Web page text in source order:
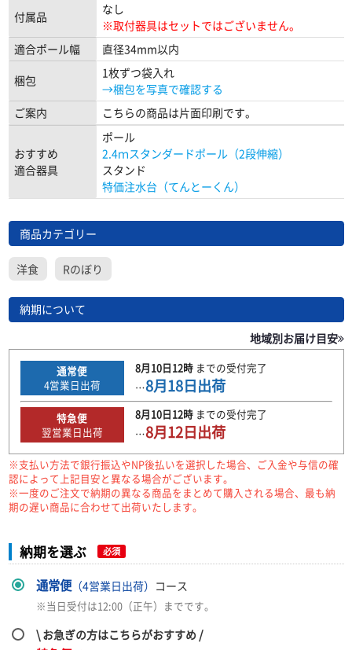
付属品
なし
※取付器具はセットではございません。
適合ポール幅
直径34mm以内
梱包
1枚ずつ袋入れ
→梱包を写真で確認する
ご案内
こちらの商品は片面印刷です。
おすすめ
適合器具
ポール
2.4ｍスタンダードポール（2段伸縮）
スタンド
特価注水台（てんとーくん）
商品カテゴリー
洋食 Rのぼり
納期について
地域別お届け目安
通常便
4営業日出荷
8月10日12時までの受付完了
…8月18日出荷
特急便
翌営業日出荷
8月10日12時までの受付完了
…8月12日出荷
※支払い方法で銀行振込やNP後払いを選択した場合、ご入金や与信の確
認によって上記目安と異なる場合がございます。
※一度のご注文で納期の異なる商品をまとめて購入される場合、最も納
期の遅い商品に合わせて出荷いたします。
納期を選ぶ 必須
通常便（4営業日出荷） コース
※当日受付は12:00（正午）までです。
\ お急ぎの方はこちらがおすすめ /